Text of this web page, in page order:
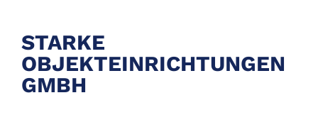
STARKE
OBJEKTEINRICHTUNGEN
GMBH